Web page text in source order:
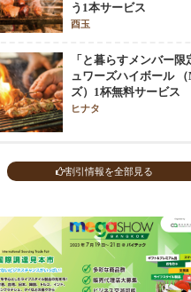
う1本サービス
酉玉
「と暮らすメンバー限
ュワーズハイボール
ズ）1杯無料サービス
ヒナタ
割引情報を全部見る